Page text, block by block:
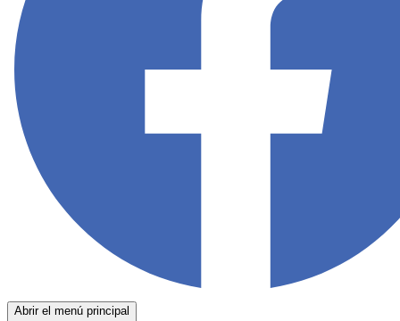
Abrir el menú principal